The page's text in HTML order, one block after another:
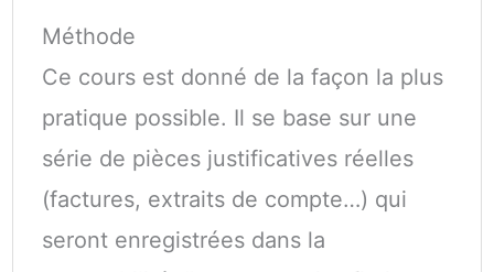
Méthode
Ce cours est donné de la façon la plus
pratique possible. Il se base sur une
série de pièces justificatives réelles
(factures, extraits de compte…) qui
seront enregistrées dans la